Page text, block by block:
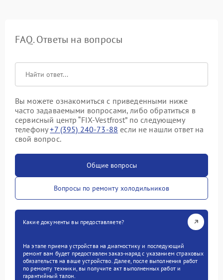
FAQ. Ответы на вопросы
Вы можете ознакомиться с приведенными ниже
часто задаваемыми вопросами, либо обратиться в
сервисный центр “FIX-Vestfrost” по следующему
телефону+7 (395) 240-73-88 если не нашли ответ на
свой вопрос.
Общие вопросы
Вопросы по ремонту холодильников
Какие документы вы предоставляете?
На этапе приема устройства на диагностику и последующий
ремонт вам будет предоставлен заказ-наряд с указанием страховых
обязательств на ваше устройство. Далее, после выполнения работ
по ремонту техники, вы получите акт выполненных работ и
гарантийный талон.